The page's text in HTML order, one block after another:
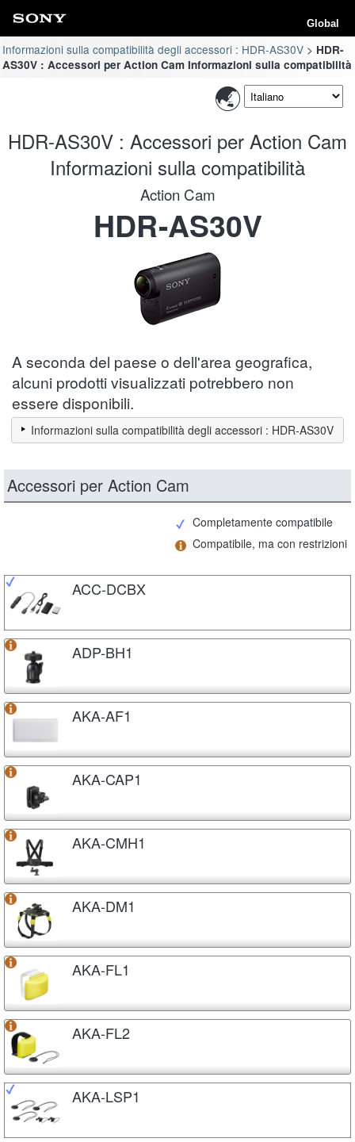
Global
Informazioni sulla compatibilità degli accessori : HDR-AS30V
HDR-
AS30V : Accessori per Action Cam Informazioni sulla compatibilità
HDR-AS30V : Accessori per Action Cam
Informazioni sulla compatibilità
Action Cam
HDR-AS30V
A seconda del paese o dell'area geografica,
alcuni prodotti visualizzati potrebbero non
essere disponibili.
Informazioni sulla compatibilità degli accessori : HDR-AS30V
Accessori per Action Cam
Completamente compatibile
Compatibile, ma con restrizioni
ACC-DCBX
ADP-BH1
AKA-AF1
AKA-CAP1
AKA-CMH1
AKA-DM1
AKA-FL1
AKA-FL2
AKA-LSP1